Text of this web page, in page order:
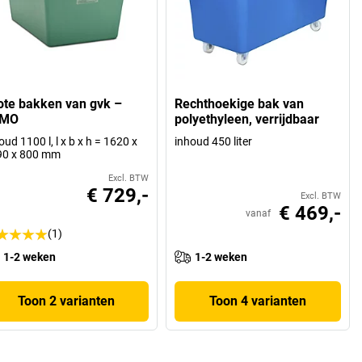
bakken van gvk –
1100 l, l x b x h = 1620 x
x 800 mm
Excl. BTW
€ 729,-
(1)
1-2 weken
Toon 2 varianten
Rechthoekige bak van
polyethyleen, verrijdbaar
inhoud 450 liter
Excl. BTW
vanaf € 469,-
1-2 weken
Toon 4 varianten